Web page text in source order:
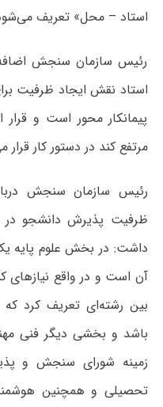
استاد – محل» تعریف
رئیس سازمان سنجش اضافه
استاد نقش ایجاد ظرفیت
پیمانکار محور است و
مرتفع کند در دستور کار قرار
رئیس سازمان سنجش
ظرفیت پذیرش دانشجو در
داشت: در بخش علوم پایه
آن است و در واقع
بین رشته‌ای تعریف کرد
باشد و بخشی دیگر فنی
زمینه شورای سنجش و
تحصیلی و همچنین